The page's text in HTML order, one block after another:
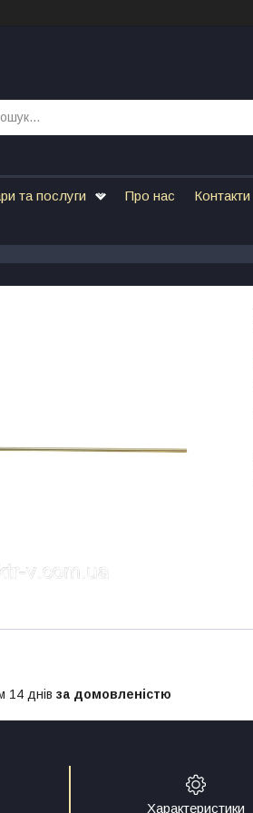
та послуги Про нас Контакти
14 днів за домовленістю
Характеристики